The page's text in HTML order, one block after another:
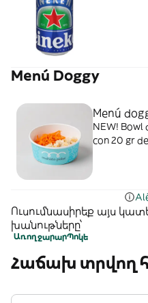
Menú Doggy
Menú
NEW! Bowl
con 20 gr
Ուսումնասիրեք այս
խանութները՝
ԱռողջարարՊոկե
Հաճախ տրվող